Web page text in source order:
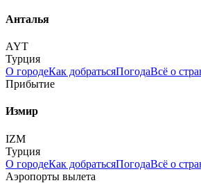
Анталья
AYT
Турция
О городеКак добратьсяПогодаВсё о
Прибытие
Измир
IZM
Турция
О городеКак добратьсяПогодаВсё о
Аэропорты вылета